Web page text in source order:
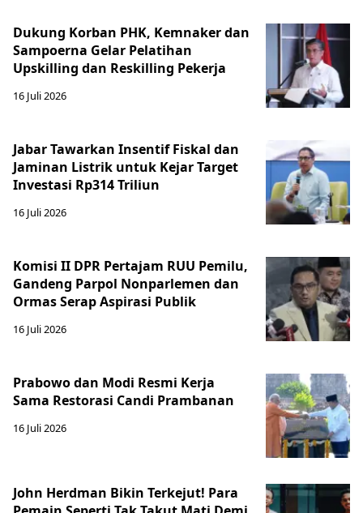
Dukung Korban PHK, Kemnaker dan
Sampoerna Gelar Pelatihan
Upskilling dan Reskilling Pekerja
16 Juli 2026
Jabar Tawarkan Insentif Fiskal dan
Jaminan Listrik untuk Kejar Target
Investasi Rp314 Triliun
16 Juli 2026
Komisi II DPR Pertajam RUU Pemilu,
Gandeng Parpol Nonparlemen dan
Ormas Serap Aspirasi Publik
16 Juli 2026
Prabowo dan Modi Resmi Kerja
Sama Restorasi Candi Prambanan
16 Juli 2026
John Herdman Bikin Terkejut! Para